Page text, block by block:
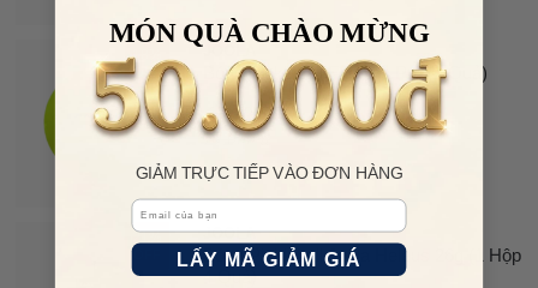
18%
OFF Bóng Pickleball Facolos Pro (1 Quả)
65.000 đ
79.000 đ
21% JOOLA
Bóng Pickleball Joola Heleus 26g (1 Hộp
4 Quả)
MÓN QUÀ CHÀO MỪNG
GIẢM TRỰC TIẾP VÀO ĐƠN HÀNG
Email
LẤY MÃ GIẢM GIÁ